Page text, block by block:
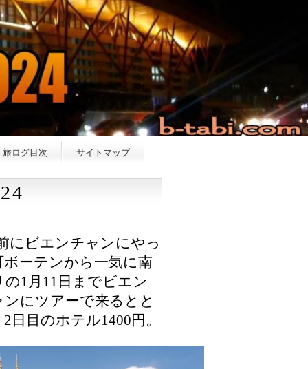
にビエンチャンにやっ
ーテンから一気に南
1月11日までビエン
にツアーで来るとと
目のホテル1400円。
旅ログ目次 サイトマップ